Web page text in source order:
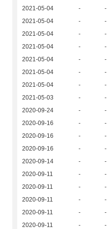
2021-05-04
- -
2021-05-04
- -
2021-05-04
- -
2021-05-04
- -
2021-05-04
- -
2021-05-04
- -
2021-05-04
- -
2021-05-03
- -
2020-09-24
- -
2020-09-16
- -
2020-09-16
- -
2020-09-16
- -
2020-09-14
- -
2020-09-11
- -
2020-09-11
- -
2020-09-11
- -
2020-09-11
- -
2020-09-11
- -